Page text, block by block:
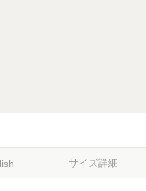
サイズ詳細